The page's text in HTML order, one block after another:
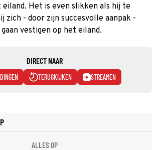
Het is even slikken als hij te
zich - door zijn succesvolle aanpak -
vestigen op het eiland.
DIRECT NAAR
TERUGKIJKEN STREAMEN
ALLES OP